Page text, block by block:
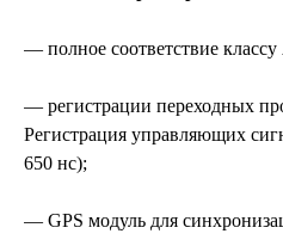
— полное соответствие
— регистрации переходных
Регистрация управляющих
650 нс);
— GPS модуль для